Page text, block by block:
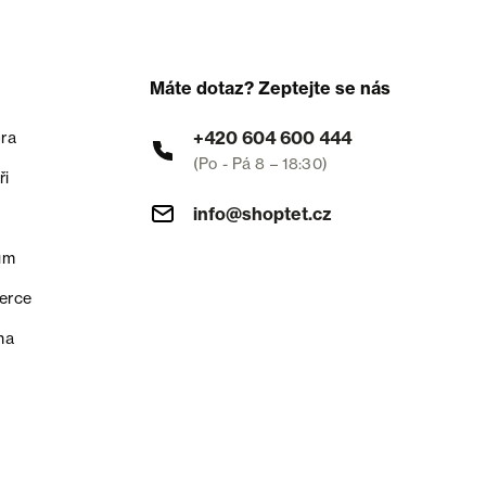
Máte dotaz? Zeptejte se nás
+420 604 600 444
(Po - Pá 8 – 18:30)
info@shoptet.cz